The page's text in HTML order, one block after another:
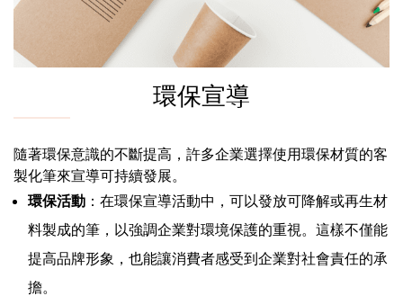
環保宣導
隨著環保意識的不斷提高，許多企業選擇使用環保材質的客
製化筆來宣導可持續發展。
環保活動 ：在環保宣導活動中，可以發放可降解或再生材
料製成的筆，以強調企業對環境保護的重視。這樣不僅能
提高品牌形象，也能讓消費者感受到企業對社會責任的承
擔。